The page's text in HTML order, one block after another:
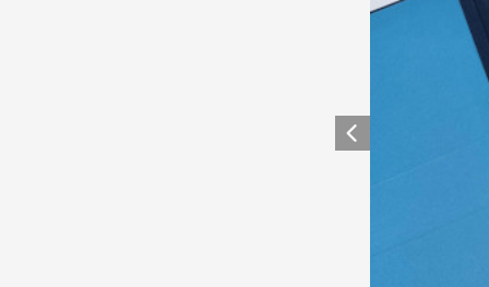
Anterior